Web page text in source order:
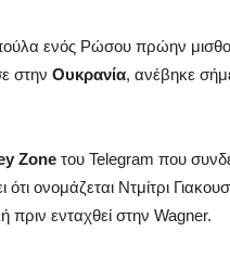
ενός Ρώσου πρώην
στην Ουκρανία, ανέβηκε
Zone του Telegram που
ονομάζεται Ντμίτρι
πριν ενταχθεί στην Wagner.